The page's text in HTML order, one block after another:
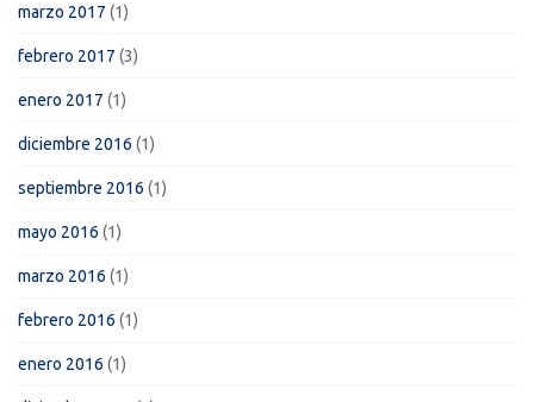
marzo 2017 (1)
febrero 2017 (3)
enero 2017 (1)
diciembre 2016 (1)
septiembre 2016 (1)
mayo 2016 (1)
marzo 2016 (1)
febrero 2016 (1)
enero 2016 (1)